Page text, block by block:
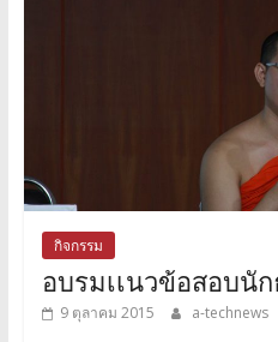
กิจกรรม
อบรมเเนวข้อสอบนั
9 ตุลาคม 2015 a-technews